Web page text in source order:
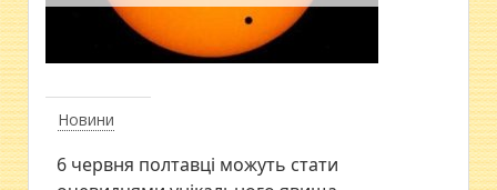
Новини
6 червня полтавці можуть стати